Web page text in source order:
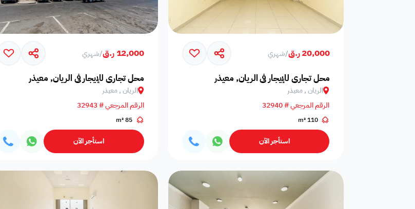
20,000 ر.ق /شهري
محل تجاري للإيجار في الريان, معيذر
الريان , معيذر
الرقم المرجعي # 32940
110 m²
استأجر الآن
12,000 ر.ق /شهري
محل تجاري للإيجار في الريان, معيذر
الريان , معيذر
الرقم المرجعي # 32943
85 m²
استأجر الآن